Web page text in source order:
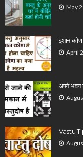
May
इशान कोण
April
अपने भवन
Vastu